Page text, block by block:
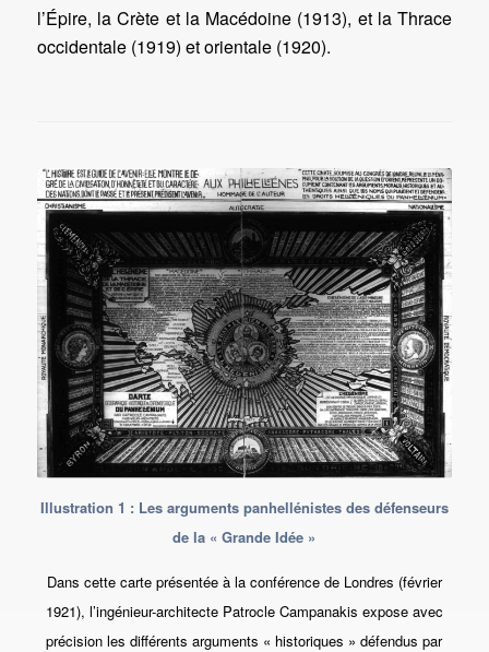
l’Épire, la Crète et la Macédoine (1913), et la Thrace
occidentale (1919) et orientale (1920).
Illustration 1 : Les arguments panhellénistesdes défenseurs
de la « Grande Idée »
Dans cette carte présentée à la conférence de Londres (février
1921), l’ingénieur-architecte Patrocle Campanakis expose avec
précision les différents arguments « historiques » défendus par